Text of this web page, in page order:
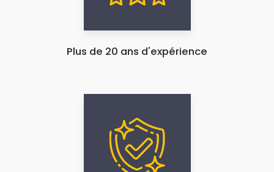
Plus de 20 ans d'expérience